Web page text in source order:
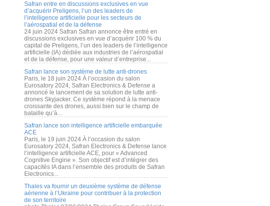
Safran entre en discussions exclusives en vue
d’acquérir Preligens, l’un des leaders de
l’intelligence artificielle pour les secteurs de
l’aérospatial et de la défense
24 juin 2024 Safran Safran annonce être entré en
discussions exclusives en vue d’acquérir 100 % du
capital de Preligens, l’un des leaders de l’intelligence
artificielle (IA) dédiée aux industries de l’aérospatial
et de la défense, pour une valeur d’entreprise...
Safran lance son système de lutte anti-drones
Paris, le 18 juin 2024 À l’occasion du salon
Eurosatory 2024, Safran Electronics & Defense a
annoncé le lancement de sa solution de lutte anti-
drones Skyjacker. Ce système répond à la menace
croissante des drones, aussi bien sur le champ de
bataille qu’à...
Safran lance son intelligence artificielle embarquée
ACE
Paris, le 19 juin 2024 À l’occasion du salon
Eurosatory 2024, Safran Electronics & Defense lance
l’intelligence artificielle ACE, pour « Advanced
Cognitive Engine ». Son objectif est d’intégrer des
capacités IA dans l’ensemble des produits de Safran
Electronics...
Thales va fournir un deuxième système de défense
aérienne à l’Ukraine pour contribuer à la protection
de son territoire